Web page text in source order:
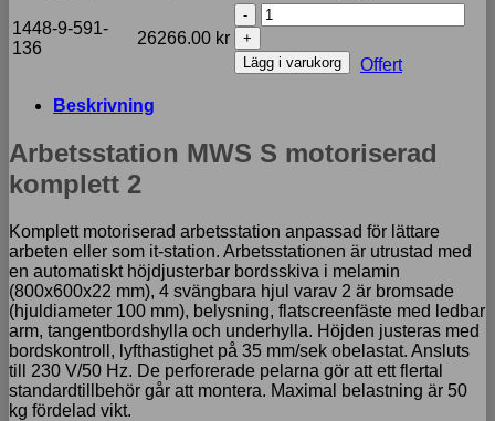
1448-9-591-
136
26266.00 kr
Arbetsstation
MWS
S
motoriserad
Lägg i varukorg Offert
Beskrivning
Arbetsstation MWS S motoriserad
komplett 2
Komplett motoriserad arbetsstation anpassad för lättare
arbeten eller som it-station. Arbetsstationen är utrustad med
en automatiskt höjdjusterbar bordsskiva i melamin
(800x600x22 mm), 4 svängbara hjul varav 2 är bromsade
(hjuldiameter 100 mm), belysning, flatscreenfäste med ledbar
arm, tangentbordshylla och underhylla. Höjden justeras med
bordskontroll, lyfthastighet på 35 mm/sek obelastat. Ansluts
till 230 V/50 Hz. De perforerade pelarna gör att ett flertal
standardtillbehör går att montera. Maximal belastning är 50
kg fördelad vikt.